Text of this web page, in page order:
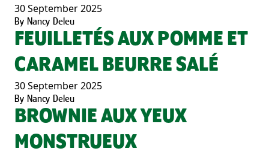
30 September 2025
By Nancy Deleu
FEUILLETÉS AUX POMME ET
CARAMEL BEURRE SALÉ
30 September 2025
By Nancy Deleu
BROWNIE AUX YEUX
MONSTRUEUX